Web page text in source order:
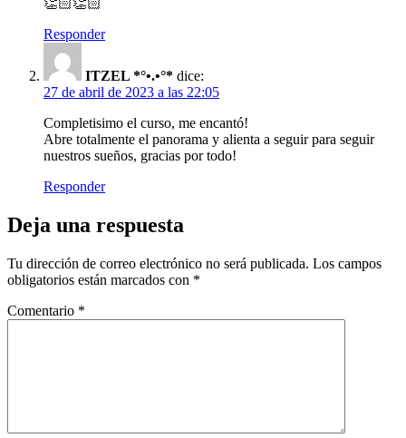
Responder
ITZEL *°•.•°* dice:
27 de abril de 2023 a las 22:05
Completisimo el curso, me encantó!
Abre totalmente el panorama y alienta a seguir para seguir
nuestros sueños, gracias por todo!
Responder
Deja una respuesta
Tu dirección de correo electrónico no será publicada. Los campos
obligatorios están marcados con *
Comentario *